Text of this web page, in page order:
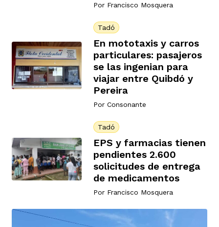
Por Francisco Mosquera
Tadó
En mototaxis y carros
particulares: pasajeros
se las ingenian para
viajar entre Quibdó y
Pereira
Por Consonante
Tadó
EPS y farmacias tienen
pendientes 2.600
solicitudes de entrega
de medicamentos
Por Francisco Mosquera